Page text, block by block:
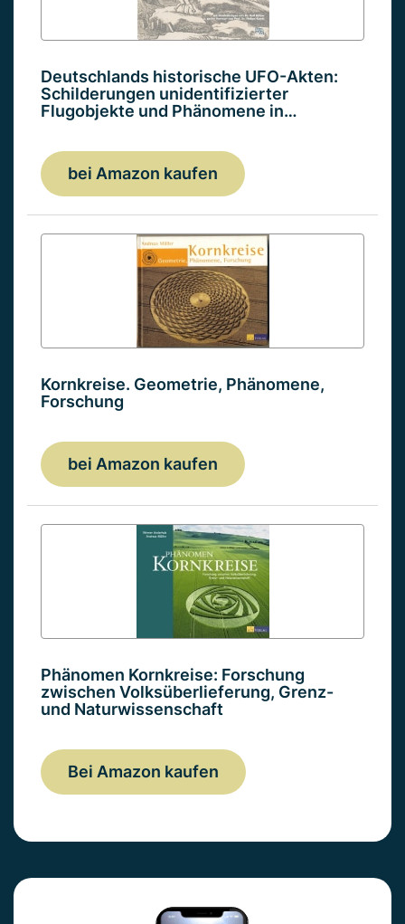
Deutschlands historische UFO-Akten:
Schilderungen unidentifizierter
Flugobjekte und Phänomene in…
bei Amazon kaufen
Kornkreise. Geometrie, Phänomene,
Forschung
bei Amazon kaufen
Phänomen Kornkreise: Forschung
zwischen Volksüberlieferung, Grenz-
und Naturwissenschaft
Bei Amazon kaufen